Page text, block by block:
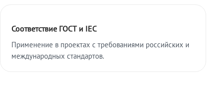
Соответствие ГОСТ и IEC
Применение в проектах с требованиями российских и
международных стандартов.